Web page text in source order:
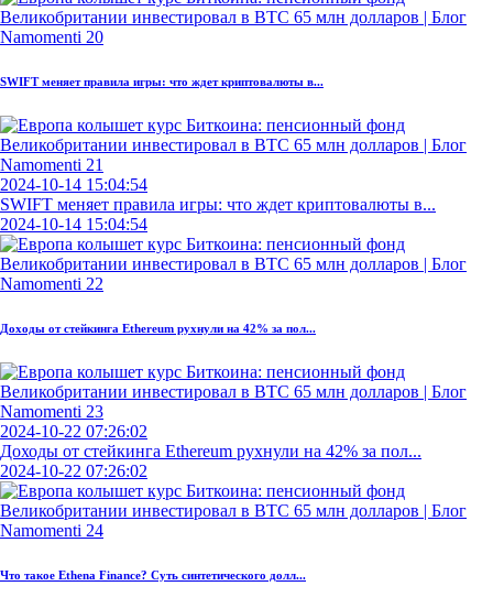
SWIFT меняет правила игры: что ждет криптовалюты в...
2024-10-14 15:04:54
SWIFT меняет правила игры: что ждет криптовалюты в...
2024-10-14 15:04:54
Доходы от стейкинга Ethereum рухнули на 42% за пол...
2024-10-22 07:26:02
Доходы от стейкинга Ethereum рухнули на 42% за пол...
2024-10-22 07:26:02
Что такое Ethena Finance? Суть синтетического долл...